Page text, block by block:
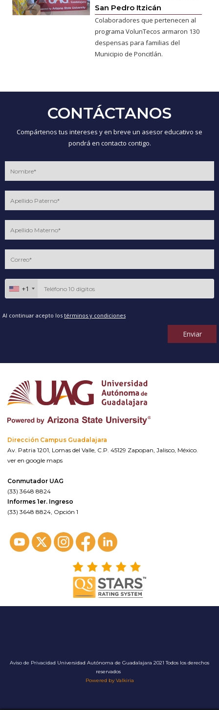
San Pedro Itzicán
Colaboradores que pertenecen al
programa VolunTecos armaron 130
despensas para familias del
Municipio de Poncitlán.
CONTÁCTANOS
Compártenos tus intereses y en breve un asesor educativo se
pondrá en contacto contigo.
+1
Al continuar acepto los términos y condiciones
Enviar
Dirección Campus Guadalajara
Av. Patria 1201, Lomas del Valle, C.P. 45129 Zapopan, Jalisco, México.
ver en google maps
Conmutador UAG
(33) 3648 8824
Informes 1er. Ingreso
(33) 3648 8824, Opción 1
Aviso de Privacidad Universidad Autónoma de Guadalajara 2021 Todos los derechos
reservados
Powered by Valkiria